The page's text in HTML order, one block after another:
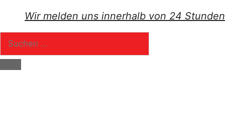
Wir melden uns innerhalb von 24 Stunden
Suchen
Schließen